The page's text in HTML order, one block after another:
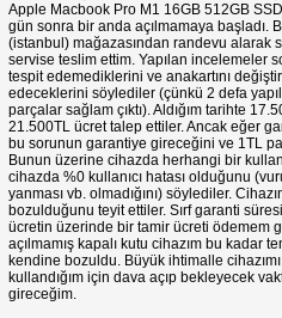
Apple Macbook Pro M1 16GB 512GB
gün sonra bir anda açılmamaya başladı.
(istanbul) mağazasından randevu alarak
servise teslim ettim. Yapılan incelemeler
tespit edemediklerini ve anakartını
edeceklerini söylediler (çünkü 2 defa
parçalar sağlam çıktı). Aldığım tarihte
21.500TL ücret talep ettiler. Ancak eğer
bu sorunun garantiye gireceğini ve 1TL
Bunun üzerine cihazda herhangi bir
cihazda %0 kullanıcı hatası olduğunu
yanması vb. olmadığını) söylediler.
bozulduğunu teyit ettiler. Sırf garanti
ücretin üzerinde bir tamir ücreti ödemem
açılmamış kapalı kutu cihazım bu kadar
kendine bozuldu. Büyük ihtimalle
kullandığım için dava açıp bekleyecek
gireceğim.